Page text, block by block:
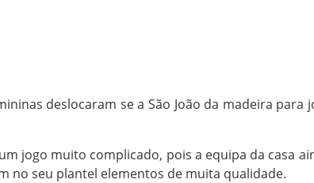
deslocaram se a São João da madeira para
jogo muito complicado, pois a equipa da casa
no seu plantel elementos de muita qualidade.